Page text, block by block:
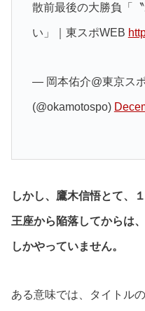
散前最後の大勝負「
い」｜東スポWEB
— 岡本佑介@東京ス
(@okamotospo)
しかし、鷹木信悟とて、
王座から陥落してからは
しかやっていません。
ある意味では、タイトル